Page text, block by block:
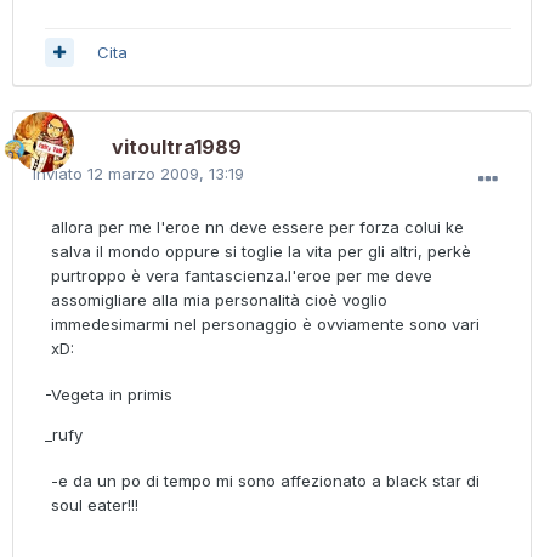
Cita
vitoultra1989
Inviato 12 marzo 2009, 13:19
allora per me l'eroe nn deve essere per forza colui ke
salva il mondo oppure si toglie la vita per gli altri, perkè
purtroppo è vera fantascienza.l'eroe per me deve
assomigliare alla mia personalità cioè voglio
immedesimarmi nel personaggio è ovviamente sono vari
xD:
-Vegeta in primis
_rufy
-e da un po di tempo mi sono affezionato a black star di
soul eater!!!